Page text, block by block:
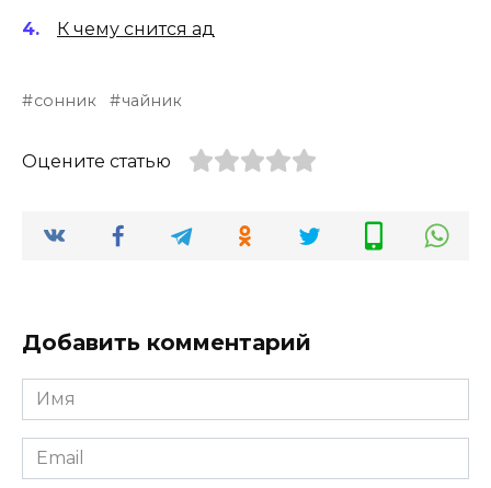
К чему снится ад
сонник чайник
Оцените статью
Добавить комментарий
Имя
*
Email
*